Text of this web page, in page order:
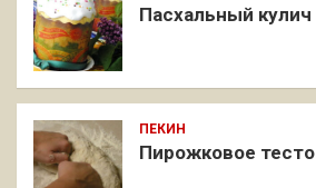
Пасхальный кулич
ПЕКИН
Пирожковое тесто